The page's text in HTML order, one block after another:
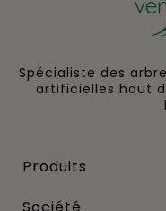
Spécialiste des
artificielles haut
Produits
Société